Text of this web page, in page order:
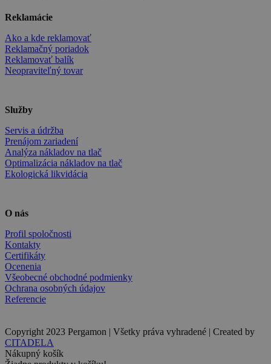
Reklamácie
Ako a kde reklamovať
Reklamačný poriadok
Reklamovať balík
Neopraviteľný tovar
Služby
Servis a údržba
Prenájom zariadení
Analýza nákladov na tlač
Optimalizácia nákladov na tlač
Ekologická likvidácia
O nás
Profil spoločnosti
Kontakty
Certifikáty
Ocenenia
Všeobecné obchodné podmienky
Ochrana osobných údajov
Referencie
Copyright 2023 Pergamon | Všetky práva vyhradené | Created by
CITADELA
Nákupný košík